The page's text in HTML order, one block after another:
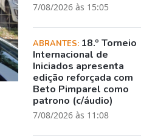
7/08/2026 às 15:05
ABRANTES: 18.º Torneio
Internacional de
Iniciados apresenta
edição reforçada com
Beto Pimparel como
patrono (c/áudio)
7/08/2026 às 11:08